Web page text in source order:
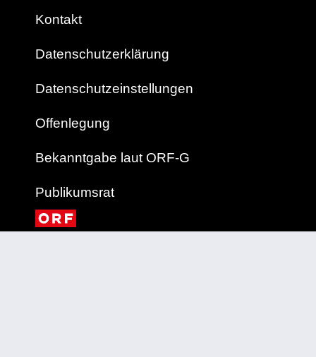
Kontakt
Datenschutzerklärung
Datenschutzeinstellungen
Offenlegung
Bekanntgabe laut ORF-G
Publikumsrat